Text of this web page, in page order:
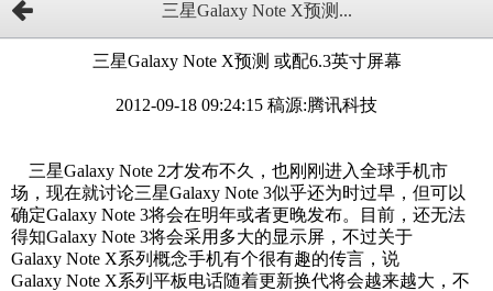
三星Galaxy Note X预测...
三星Galaxy Note X预测 或配6.3英寸屏幕
2012-09-18 09:24:15 稿源:腾讯科技
三星Galaxy Note 2才发布不久，也刚刚进入全球手机市
场，现在就讨论三星Galaxy Note 3似乎还为时过早，但可以
确定Galaxy Note 3将会在明年或者更晚发布。目前，还无法
得知Galaxy Note 3将会采用多大的显示屏，不过关于
Galaxy Note X系列概念手机有个很有趣的传言，说
Galaxy Note X系列平板电话随着更新换代将会越来越大，不